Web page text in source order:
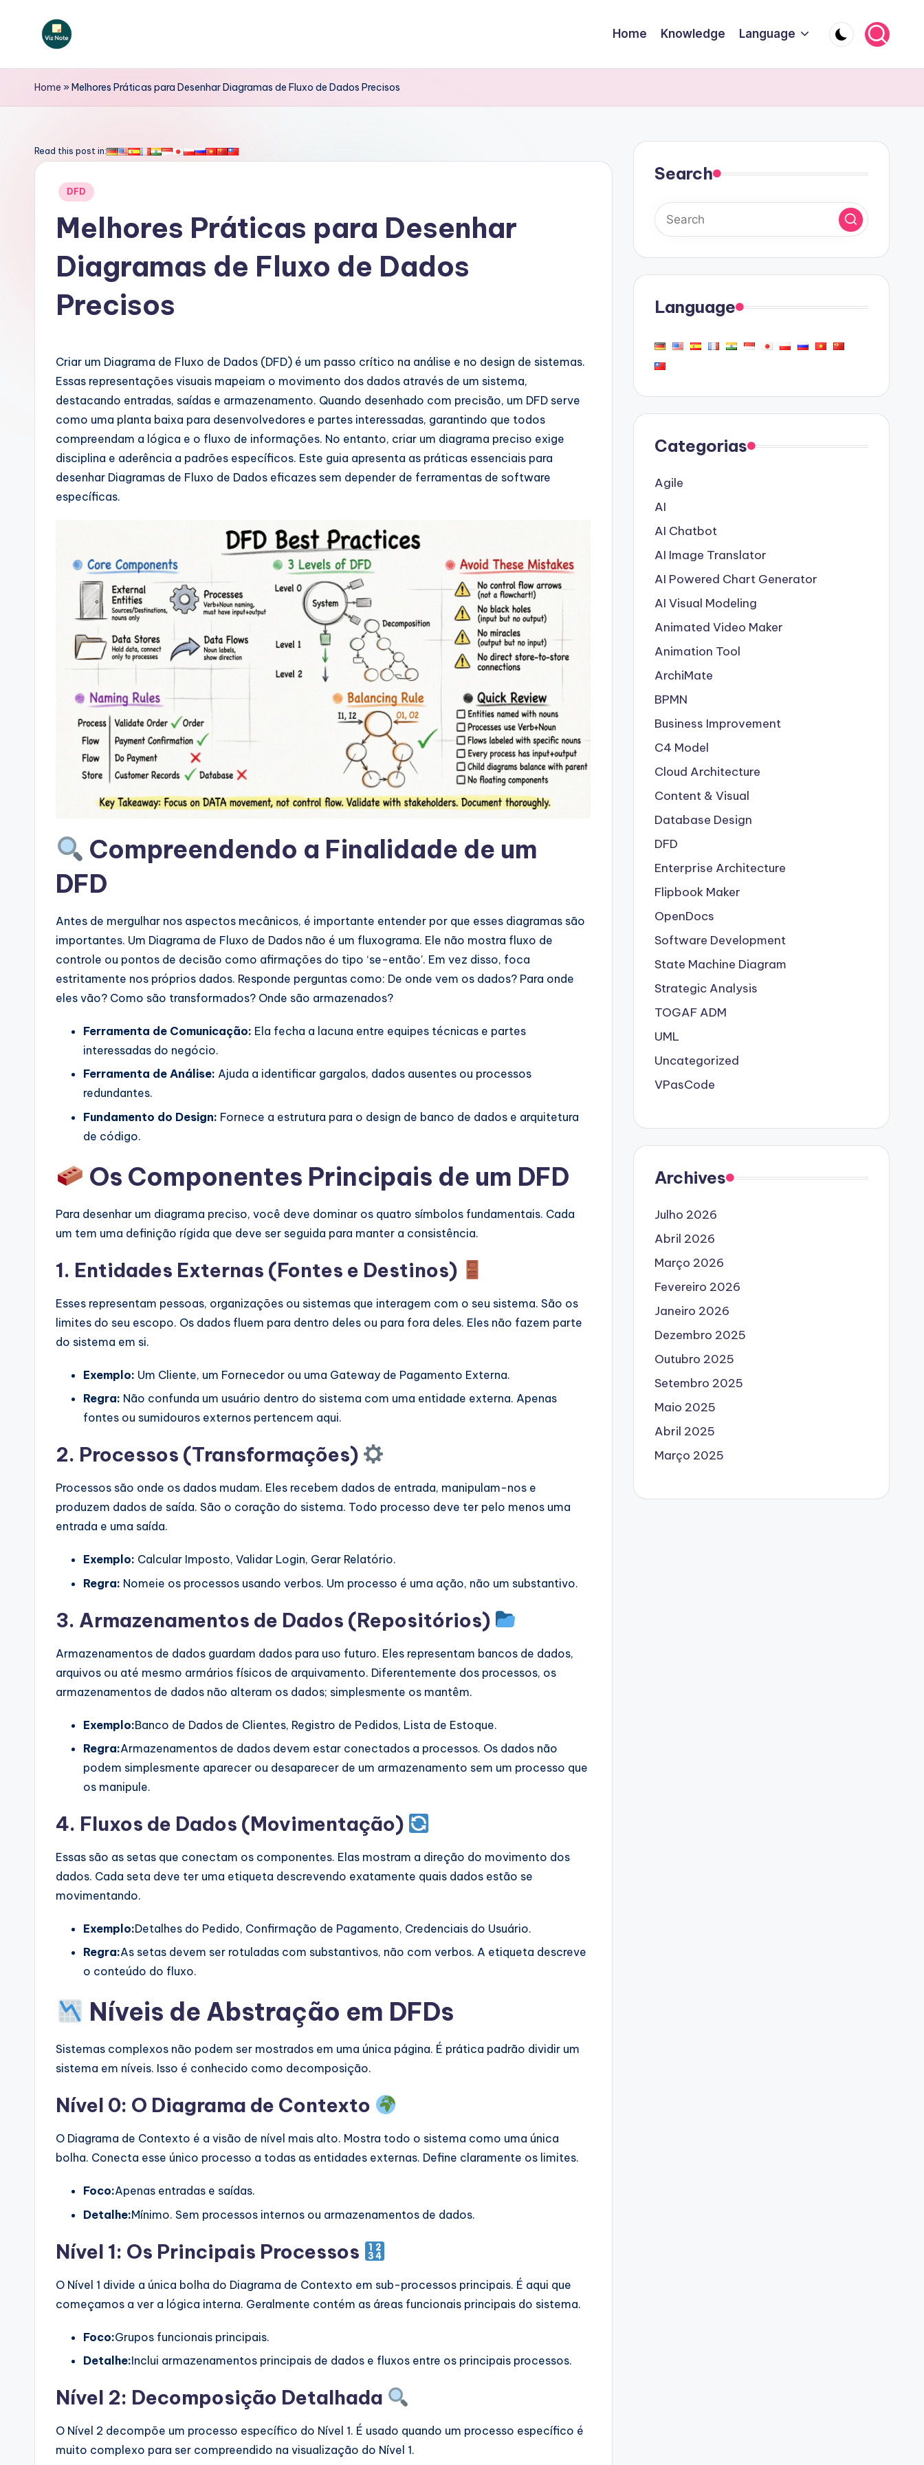
V
iz
o
rt
ft
w
Home Knowledge Language
Home »Melhores Práticas para Desenhar Diagramas de Fluxo de Dados Precisos
Read this post in:
Posted
DFD
Melhores Práticas para Desenhar
Diagramas de Fluxo de Dados
Precisos
Criar um Diagrama de Fluxo de Dados (DFD) é um passo crítico na análise e no design de sistemas.
Essas representações visuais mapeiam o movimento dos dados através de um sistema,
destacando entradas, saídas e armazenamento. Quando desenhado com precisão, um DFD serve
como uma planta baixa para desenvolvedores e partes interessadas, garantindo que todos
compreendam a lógica e o fluxo de informações. No entanto, criar um diagrama preciso exige
disciplina e aderência a padrões específicos. Este guia apresenta as práticas essenciais para
desenhar Diagramas de Fluxo de Dados eficazes sem depender de ferramentas de software
específicas.
Compreendendo a Finalidade de um
DFD
Antes de mergulhar nos aspectos mecânicos, é importante entender por que esses diagramas são
importantes. Um Diagrama de Fluxo de Dados não é um fluxograma. Ele não mostra fluxo de
controle ou pontos de decisão como afirmações do tipo ‘se-então’. Em vez disso, foca
estritamente nos próprios dados. Responde perguntas como: De onde vem os dados? Para onde
eles vão? Como são transformados? Onde são armazenados?
Ferramenta de Comunicação: Ela fecha a lacuna entre equipes técnicas e partes
interessadas do negócio.
Ferramenta de Análise: Ajuda a identificar gargalos, dados ausentes ou processos
redundantes.
Fundamento do Design: Fornece a estrutura para o design de banco de dados e arquitetura
de código.
Os Componentes Principais de um DFD
Para desenhar um diagrama preciso, você deve dominar os quatro símbolos fundamentais. Cada
um tem uma definição rígida que deve ser seguida para manter a consistência.
1. Entidades Externas (Fontes e Destinos)
Esses representam pessoas, organizações ou sistemas que interagem com o seu sistema. São os
limites do seu escopo. Os dados fluem para dentro deles ou para fora deles. Eles não fazem parte
do sistema em si.
Exemplo: Um Cliente, um Fornecedor ou uma Gateway de Pagamento Externa.
Regra: Não confunda um usuário dentro do sistema com uma entidade externa. Apenas
fontes ou sumidouros externos pertencem aqui.
2. Processos (Transformações)
Processos são onde os dados mudam. Eles recebem dados de entrada, manipulam-nos e
produzem dados de saída. São o coração do sistema. Todo processo deve ter pelo menos uma
entrada e uma saída.
Exemplo: Calcular Imposto, Validar Login, Gerar Relatório.
Regra: Nomeie os processos usando verbos. Um processo é uma ação, não um substantivo.
3. Armazenamentos de Dados (Repositórios)
Armazenamentos de dados guardam dados para uso futuro. Eles representam bancos de dados,
arquivos ou até mesmo armários físicos de arquivamento. Diferentemente dos processos, os
armazenamentos de dados não alteram os dados; simplesmente os mantêm.
Exemplo:Banco de Dados de Clientes, Registro de Pedidos, Lista de Estoque.
Regra:Armazenamentos de dados devem estar conectados a processos. Os dados não
podem simplesmente aparecer ou desaparecer de um armazenamento sem um processo que
os manipule.
4. Fluxos de Dados (Movimentação)
Essas são as setas que conectam os componentes. Elas mostram a direção do movimento dos
dados. Cada seta deve ter uma etiqueta descrevendo exatamente quais dados estão se
movimentando.
Exemplo:Detalhes do Pedido, Confirmação de Pagamento, Credenciais do Usuário.
Regra:As setas devem ser rotuladas com substantivos, não com verbos. A etiqueta descreve
o conteúdo do fluxo.
Níveis de Abstração em DFDs
Sistemas complexos não podem ser mostrados em uma única página. É prática padrão dividir um
sistema em níveis. Isso é conhecido como decomposição.
Nível 0: O Diagrama de Contexto
O Diagrama de Contexto é a visão de nível mais alto. Mostra todo o sistema como uma única
bolha. Conecta esse único processo a todas as entidades externas. Define claramente os limites.
Foco:Apenas entradas e saídas.
Detalhe:Mínimo. Sem processos internos ou armazenamentos de dados.
Nível 1: Os Principais Processos
O Nível 1 divide a única bolha do Diagrama de Contexto em sub-processos principais. É aqui que
começamos a ver a lógica interna. Geralmente contém as áreas funcionais principais do sistema.
Foco:Grupos funcionais principais.
Detalhe:Inclui armazenamentos principais de dados e fluxos entre os principais processos.
Nível 2: Decomposição Detalhada
O Nível 2 decompõe um processo específico do Nível 1. É usado quando um processo específico é
muito complexo para ser compreendido na visualização do Nível 1.
Search
Language
Categorias
Agile
AI
AI Chatbot
AI Image Translator
AI Powered Chart Generator
AI Visual Modeling
Animated Video Maker
Animation Tool
ArchiMate
BPMN
Business Improvement
C4 Model
Cloud Architecture
Content & Visual
Database Design
DFD
Enterprise Architecture
Flipbook Maker
OpenDocs
Software Development
State Machine Diagram
Strategic Analysis
TOGAF ADM
UML
Uncategorized
VPasCode
Archives
Julho 2026
Abril 2026
Março 2026
Fevereiro 2026
Janeiro 2026
Dezembro 2025
Outubro 2025
Setembro 2025
Maio 2025
Abril 2025
Março 2025